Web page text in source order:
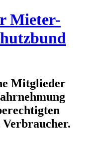
Mieter-
Mitglieder